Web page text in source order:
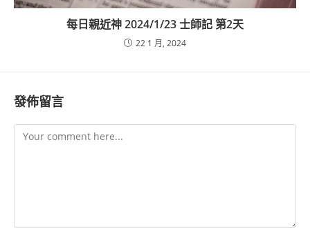
每日親近神 2024/1/23 士師記 第2天
22 1 月, 2024
發佈留言